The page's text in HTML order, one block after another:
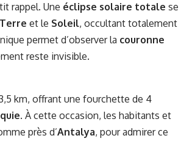
rappel. Une éclipse solaire totale se
Terre et le Soleil, occultant totalement
permet d’observer la couronne
reste invisible.
km, offrant une fourchette de 4
. À cette occasion, les habitants et
près d’Antalya, pour admirer ce